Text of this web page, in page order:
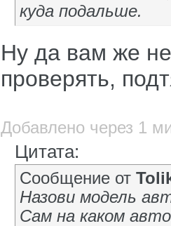
куда подальше.
Ну да вам же
проверять,
Добавлено через 1
Цитата:
Сообщение от
Назови модель
Сам на каком